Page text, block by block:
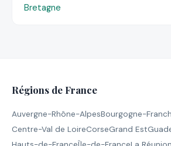
Bretagne
Régions de France
Auvergne-Rhône-AlpesBourgogne-
Centre-Val de LoireCorseGrand Est